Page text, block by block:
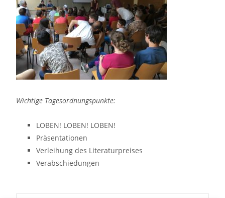
Wichtige Tagesordnungspunkte:
LOBEN! LOBEN! LOBEN!
Präsentationen
Verleihung des Literaturpreises
Verabschiedungen